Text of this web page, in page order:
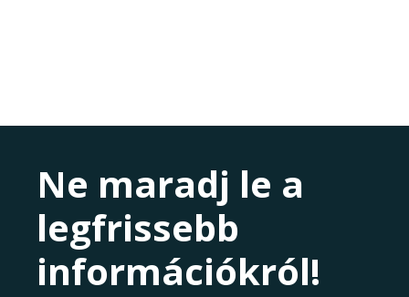
Ne maradj le a
legfrissebb
információkról!